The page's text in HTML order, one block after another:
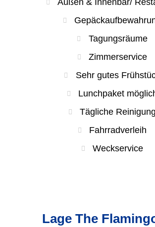
Außen & Innenbar/
Tagungsräume
Zimmerservice
Sehr gutes
Lunchpaket
Tägliche Reinigung
Fahrradverleih
Weckservice
Lage The